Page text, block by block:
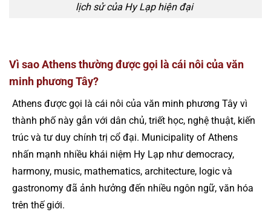
lịch sử của Hy Lạp hiện đại
Vì sao Athens thường được gọi là cái nôi của văn
minh phương Tây?
Athens được gọi là cái nôi của văn minh phương Tây vì
thành phố này gắn với dân chủ, triết học, nghệ thuật, kiến
trúc và tư duy chính trị cổ đại. Municipality of Athens
nhấn mạnh nhiều khái niệm Hy Lạp như democracy,
harmony, music, mathematics, architecture, logic và
gastronomy đã ảnh hưởng đến nhiều ngôn ngữ, văn hóa
trên thế giới.